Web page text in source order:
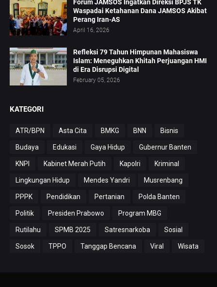
Forum JAMSOS Ingatkan Direksi BPJS TK
Waspadai Ketahanan Dana JAMSOS Akibat
Perang Iran-AS
April 16, 2026
Refleksi 79 Tahun Himpunan Mahasiswa
Islam: Meneguhkan Khitah Perjuangan HMI
di Era Disrupsi Digital
February 05, 2026
KATEGORI
ATR/BPN Asta Cita BMKG BNN Bisnis
Budaya Edukasi Gaya Hidup Gubernur Banten
KNPI Kabinet Merah Putih Kapolri Kriminal
Lingkungan Hidup Mendes Yandri Musrenbang
PPPK Pendidikan Pertanian Polda Banten
Politik Presiden Prabowo Program MBG
Rutilahu SPMB 2025 Satresnarkoba Sosial
Sosok TPPO Tanggap Bencana Viral Wisata